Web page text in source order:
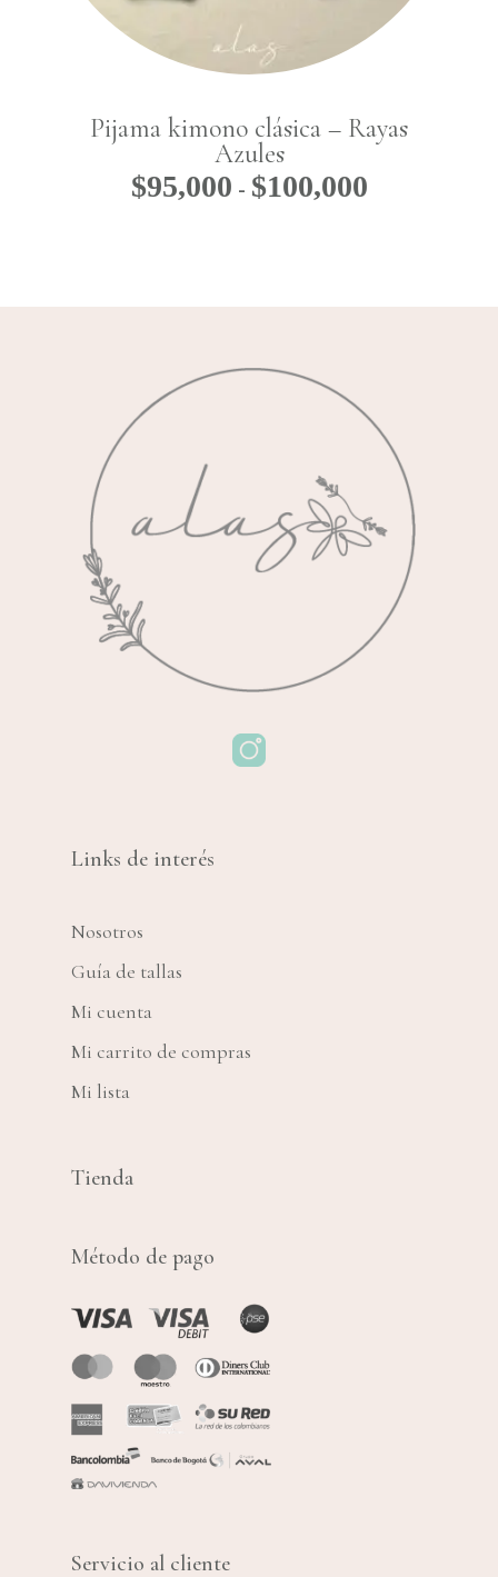
Pijama kimono clásica – Rayas
Azules
$95,000 - $100,000Rango
hasta
Links de interés
Nosotros
Guía de tallas
Mi cuenta
Mi carrito de compras
Mi lista
Tienda
Método de pago
Servicio al cliente